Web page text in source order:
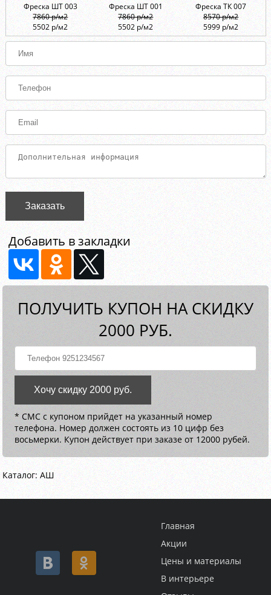
Фреска ШТ 003
7860 р/м2
5502 р/м2
Фреска ШТ 001
7860 р/м2
5502 р/м2
Фреска ТК 007
8570 р/м2
5999 р/м2
Заказать
Добавить в закладки
ПОЛУЧИТЬ КУПОН НА СКИДКУ
2000 РУБ.
Хочу скидку 2000 руб.
* СМС с купоном прийдет на указанный номер
телефона. Номер должен состоять из 10 цифр без
восьмерки. Купон действует при заказе от 12000 рубей.
Каталог: АШ
Главная
Акции
Цены и материалы
В интерьере